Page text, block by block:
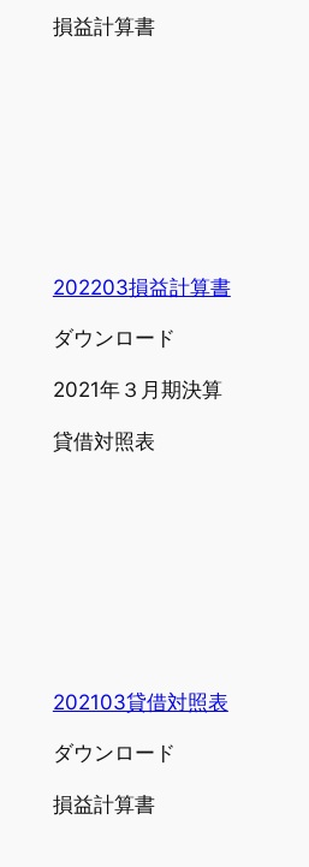
損益計算書
202203損益計算書
ダウンロード
2021年３月期決算
貸借対照表
202103貸借対照表
ダウンロード
損益計算書